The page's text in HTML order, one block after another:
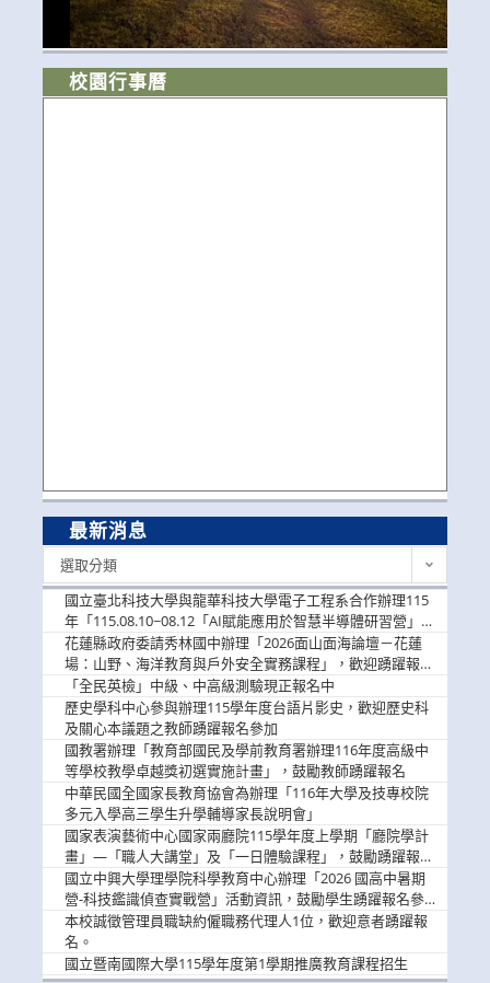
校園行事曆
最新消息
選取分類
國立臺北科技大學與龍華科技大學電子工程系合作辦理115
年「115.08.10~08.12「AI賦能應用於智慧半導體研習營」，
歡迎學生踴躍報名參加
花蓮縣政府委請秀林國中辦理「2026面山面海論壇－花蓮
場：山野、海洋教育與戶外安全實務課程」，歡迎踴躍報名
參加
「全民英檢」中級、中高級測驗現正報名中
歷史學科中心參與辦理115學年度台語片影史，歡迎歷史科
及關心本議題之教師踴躍報名參加
國教署辦理「教育部國民及學前教育署辦理116年度高級中
等學校教學卓越獎初選實施計畫」，鼓勵教師踴躍報名
中華民國全國家長教育協會為辦理「116年大學及技專校院
多元入學高三學生升學輔導家長說明會」
國家表演藝術中心國家兩廳院115學年度上學期「廳院學計
畫」—「職人大講堂」及「一日體驗課程」，鼓勵踴躍報名
參與。
國立中興大學理學院科學教育中心辦理「2026 國高中暑期
營-科技鑑識偵查實戰營」活動資訊，鼓勵學生踴躍報名參
加。
本校誠徵管理員職缺約僱職務代理人1位，歡迎意者踴躍報
名。
國立暨南國際大學115學年度第1學期推廣教育課程招生